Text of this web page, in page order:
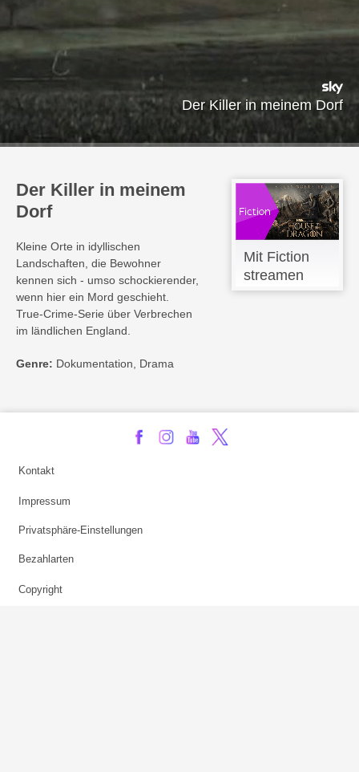
Der Killer in meinem Dorf
Der Killer in meinem
Dorf
Kleine Orte in idyllischen
Landschaften, die Bewohner
kennen sich - umso schockierender,
wenn hier ein Mord geschieht.
True-Crime-Serie über Verbrechen
im ländlichen England.
Genre: Dokumentation, Drama
Mit Fiction
streamen
Kontakt
Impressum
Privatsphäre-Einstellungen
Bezahlarten
Copyright